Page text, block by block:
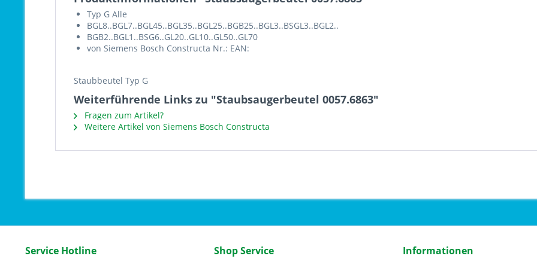
Typ G Alle
BGL8..BGL7..BGL45..BGL35..BGL25..BGB25..BGL3..BSGL3..BGL2..
BGB2..BGL1..BSG6..GL20..GL10..GL50..GL70
von Siemens Bosch Constructa Nr.: EAN:
Staubbeutel Typ G
Weiterführende Links zu "Staubsaugerbeutel 0057.6863"
Fragen zum Artikel?
Weitere Artikel von Siemens Bosch Constructa
Service Hotline Shop Service Informationen